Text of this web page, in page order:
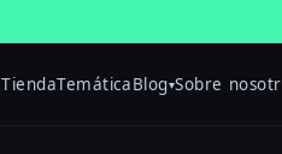
TiendaTemáticaBlog▾Sobre